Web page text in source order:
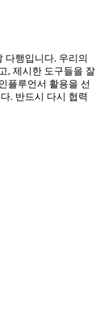
다행입니다. 우리의
, 제시한 도구들을 잘
플루언서 활용을 선
. 반드시 다시 협력